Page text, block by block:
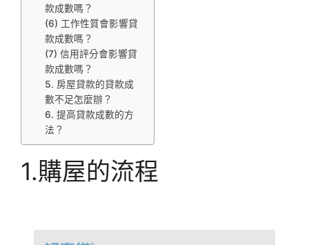
款成數嗎？
(6) 工作性質會影響貸
款成數嗎？
(7) 信用評分會影響貸
款成數嗎？
5. 房屋貸款的貸款成
數不足怎麼辦？
6. 提高貸款成數的方
法？
1.購屋的流程